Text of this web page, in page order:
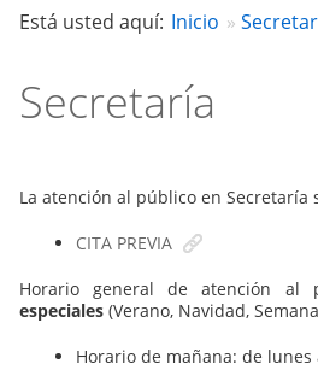
Está usted aquí: Inicio
Secretaría
La atención al público en Secretaría
CITA PREVIA
Horario general de atención al
especiales (Verano, Navidad,
Horario de mañana: de lunes